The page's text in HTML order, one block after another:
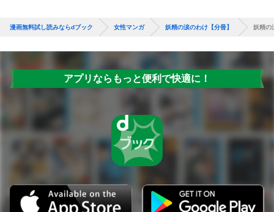
漫画無料試し読みならdブック 女性マンガ 妖精の涙のわけ【分冊】 妖精の
アプリならもっと便利で快適に！